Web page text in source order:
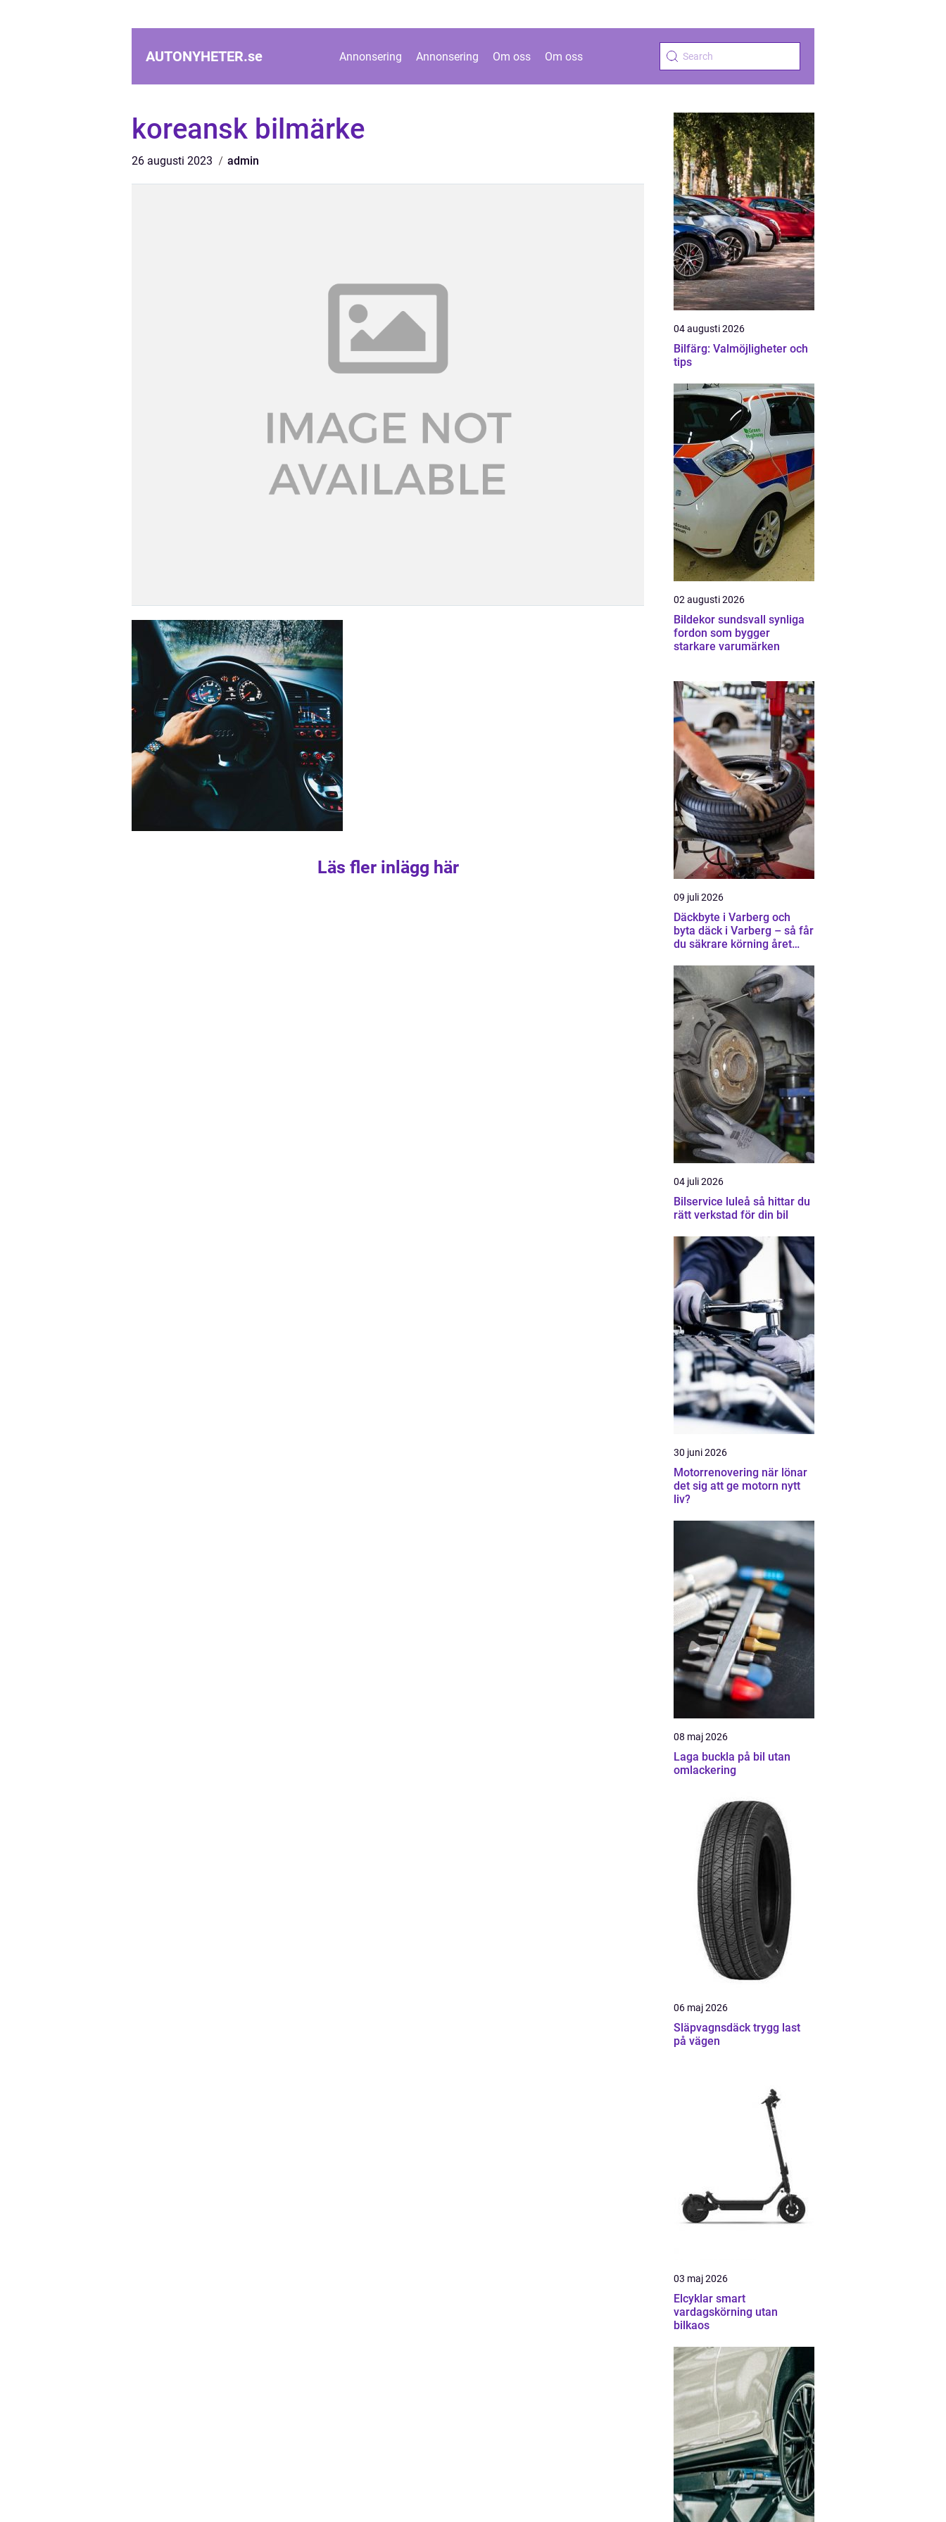
AUTONYHETER.se Annonsering Annonsering Om oss Om oss
koreansk bilmärke
26 augusti 2023 admin
Läs fler inlägg här
04 augusti 2026
Bilfärg: Valmöjligheter och
tips
02 augusti 2026
Bildekor sundsvall synliga
fordon som bygger
starkare varumärken
09 juli 2026
Däckbyte i Varberg och
byta däck i Varberg – så får
du säkrare körning året
04 juli 2026
Bilservice luleå så hittar du
rätt verkstad för din bil
30 juni 2026
Motorrenovering när lönar
det sig att ge motorn nytt
liv?
08 maj 2026
Laga buckla på bil utan
omlackering
06 maj 2026
Släpvagnsdäck trygg last
på vägen
03 maj 2026
Elcyklar smart
vardagskörning utan
bilkaos